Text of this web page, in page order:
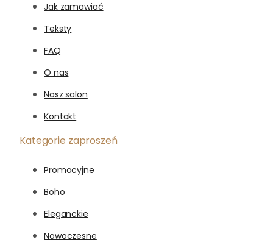
Jak zamawiać
Teksty
FAQ
O nas
Nasz salon
Kontakt
Kategorie zaproszeń
Promocyjne
Boho
Eleganckie
Nowoczesne